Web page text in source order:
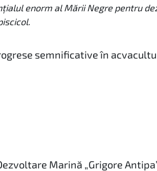
enorm al Mării Negre pentru
semnificative în
Marină „Grigore